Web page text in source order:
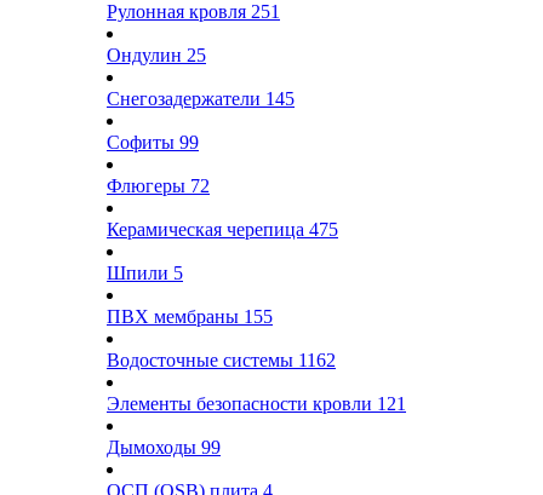
Рулонная кровля 251
Ондулин 25
Снегозадержатели 145
Софиты 99
Флюгеры 72
Керамическая черепица 475
Шпили 5
ПВХ мембраны 155
Водосточные системы 1162
Элементы безопасности кровли 121
Дымоходы 99
ОСП (OSB) плита 4